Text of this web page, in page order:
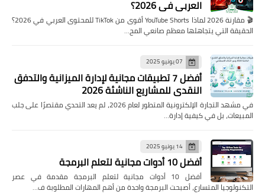
العربي في 2026؟
🎬 مقارنة 2026 لماذا YouTube Shorts أقوى من TikTok للمحتوى العربي في 2026؟
الحقيقة التي يتجاهلها معظم صانعي المح…
07 يونيو 2025
أفضل 7 تطبيقات مجانية لإدارة الميزانية والتدفق
النقدي للمشاريع الناشئة 2026
في مشهد التجارة الإلكترونية المتطور لعام 2026، لم يعد التحدي مقتصرًا على جلب
المبيعات، بل في كيفية إدارة…
14 يونيو 2025
أفضل 10 أدوات مجانية لتعلم البرمجة
أفضل 10 أدوات مجانية لتعلم البرمجة مقدمة في عصر
التكنولوجيا المتسارع، أصبحت البرمجة واحدة من أهم المهارات المطلوبة ف…